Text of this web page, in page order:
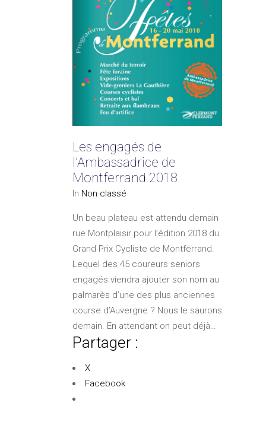
Les engagés de
l’Ambassadrice de
Montferrand 2018
In Non classé
Un beau plateau est attendu demain
rue Montplaisir pour l’édition 2018 du
Grand Prix Cycliste de Montferrand.
Lequel des 45 coureurs seniors
engagés viendra ajouter son nom au
palmarès d’une des plus anciennes
course d’Auvergne ? Nous le saurons
demain. En attendant on peut déjà…
Partager :
X
Facebook